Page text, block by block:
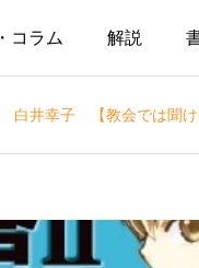
コラム 解説
白井幸子 【教会では聞け